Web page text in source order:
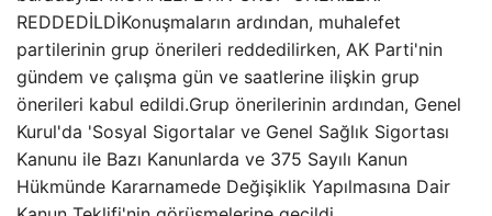
REDDEDİLDİKonuşmaların ardından, muhalefet
partilerinin grup önerileri reddedilirken, AK Parti'nin
gündem ve çalışma gün ve saatlerine ilişkin grup
önerileri kabul edildi.Grup önerilerinin ardından, Genel
Kurul'da 'Sosyal Sigortalar ve Genel Sağlık Sigortası
Kanunu ile Bazı Kanunlarda ve 375 Sayılı Kanun
Hükmünde Kararnamede Değişiklik Yapılmasına Dair